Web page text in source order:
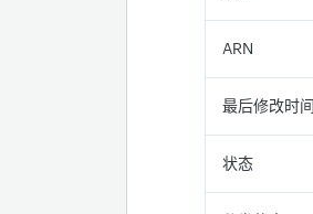
ARN
最后修改时
状态